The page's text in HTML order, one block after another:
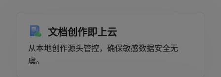
文档创作即上云
从本地创作源头管控，确保敏感数据安全无
虞。